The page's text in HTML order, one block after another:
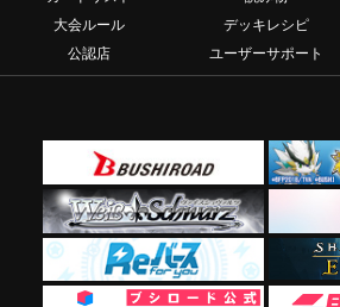
大会ルール
デッキレシピ
公認店
ユーザーサポート